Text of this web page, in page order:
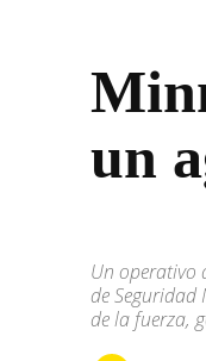
un
Un operativo
de Seguridad
de la fuerza,